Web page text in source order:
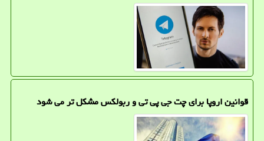
قوانین اروپا برای چت جی پی تی و ربولکس مشکل تر می شود